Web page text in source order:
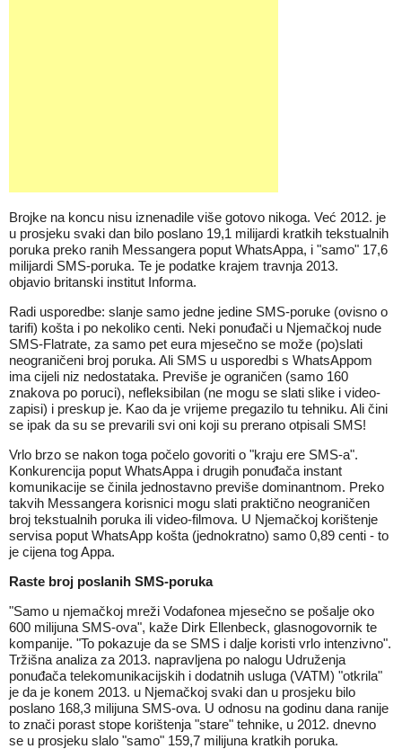
Brojke na koncu nisu iznenadile više gotovo nikoga. Već 2012. je
u prosjeku svaki dan bilo poslano 19,1 milijardi kratkih tekstualnih
poruka preko ranih Messangera poput WhatsAppa, i "samo" 17,6
milijardi SMS-poruka. Te je podatke krajem travnja 2013.
objavio britanski institut Informa.
Radi usporedbe: slanje samo jedne jedine SMS-poruke (ovisno o
tarifi) košta i po nekoliko centi. Neki ponuđači u Njemačkoj nude
SMS-Flatrate, za samo pet eura mjesečno se može (po)slati
neograničeni broj poruka. Ali SMS u usporedbi s WhatsAppom
ima cijeli niz nedostataka. Previše je ograničen (samo 160
znakova po poruci), nefleksibilan (ne mogu se slati slike i video-
zapisi) i preskup je. Kao da je vrijeme pregazilo tu tehniku. Ali čini
se ipak da su se prevarili svi oni koji su prerano otpisali SMS!
Vrlo brzo se nakon toga počelo govoriti o "kraju ere SMS-a".
Konkurencija poput WhatsAppa i drugih ponuđača instant
komunikacije se činila jednostavno previše dominantnom. Preko
takvih Messangera korisnici mogu slati praktično neograničen
broj tekstualnih poruka ili video-filmova. U Njemačkoj korištenje
servisa poput WhatsApp košta (jednokratno) samo 0,89 centi - to
je cijena tog Appa.
Raste broj poslanih SMS-poruka
"Samo u njemačkoj mreži Vodafonea mjesečno se pošalje oko
600 milijuna SMS-ova", kaže Dirk Ellenbeck, glasnogovornik te
kompanije. "To pokazuje da se SMS i dalje koristi vrlo intenzivno".
Tržišna analiza za 2013. napravljena po nalogu Udruženja
ponuđača telekomunikacijskih i dodatnih usluga (VATM) "otkrila"
je da je konem 2013. u Njemačkoj svaki dan u prosjeku bilo
poslano 168,3 milijuna SMS-ova. U odnosu na godinu dana ranije
to znači porast stope korištenja "stare" tehnike, u 2012. dnevno
se u prosjeku slalo "samo" 159,7 milijuna kratkih poruka.